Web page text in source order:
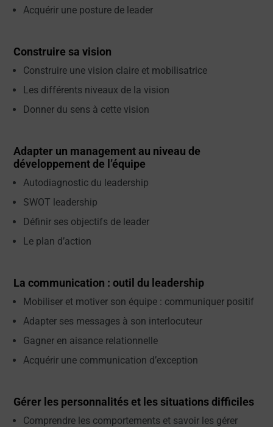
Acquérir une posture de leader
Construire sa vision
Construire une vision claire et mobilisatrice
Les différents niveaux de la vision
Donner du sens à cette vision
Adapter un management au niveau de
développement de l’équipe
Autodiagnostic du leadership
SWOT leadership
Définir ses objectifs de leader
Le plan d’action
La communication : outil du leadership
Mobiliser et motiver son équipe : communiquer positif
Adapter ses messages à son interlocuteur
Gagner en aisance relationnelle
Acquérir une communication d’exception
Gérer les personnalités et les situations difficiles
Comprendre les comportements et savoir les gérer